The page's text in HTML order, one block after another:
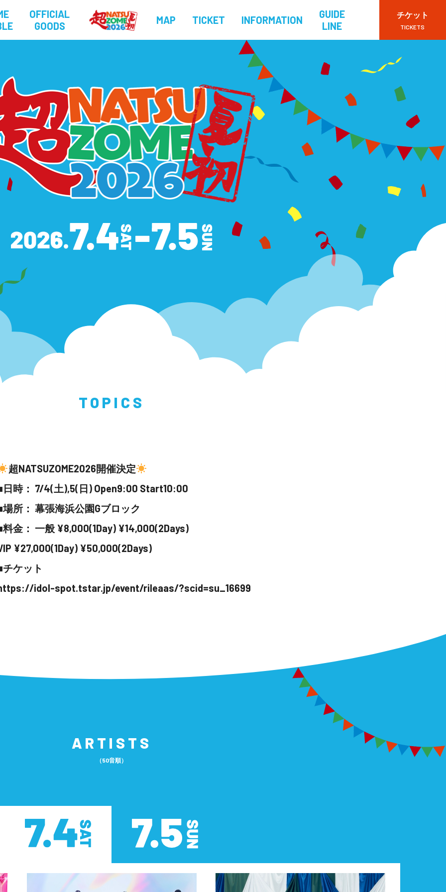
OFFICIAL
GOODS
MAP TICKET INFORMATION
GUIDE
LINE
チケット
TICKETS
TOPICS
超NATSUZOME2026開催決定
日時： 7/4(土),5(日) Open9:00 Start10:00
場所： 幕張海浜公園Gブロック
料金： 一般 ¥8,000(1Day) ¥14,000(2Days)
¥27,000(1Day) ¥50,000(2Days)
チケット
idol-spot.tstar.jp/event/rileaas/?scid=su_16699
ARTISTS
（50音順）